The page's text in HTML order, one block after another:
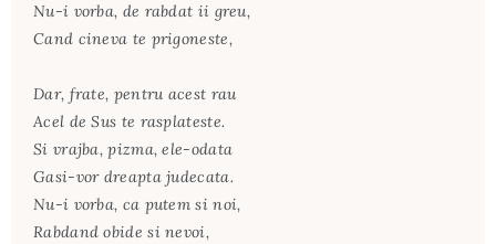
Nu-i vorba, de rabdat ii greu,
Cand cineva te prigoneste,
Dar, frate, pentru acest rau
Acel de Sus te rasplateste.
Si vrajba, pizma, ele-odata
Gasi-vor dreapta judecata.
Nu-i vorba, ca putem si noi,
Rabdand obide si nevoi,